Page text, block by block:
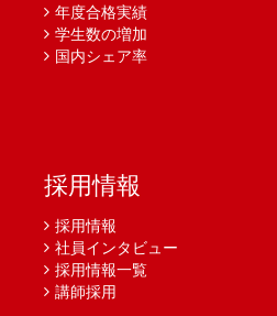
年度合格実績
学生数の増加
国内シェア率
採用情報
採用情報
社員インタビュー
採用情報一覧
講師採用